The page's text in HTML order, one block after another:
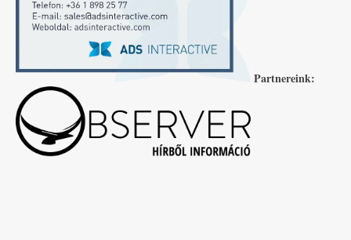
Partnereink: